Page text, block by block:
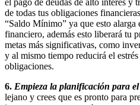
el pago de deudas de alto interés y
de todas tus obligaciones
“Saldo Mínimo” ya que esto alarga
financiero, además esto liberará tu
metas más significativas, como
y al mismo tiempo reducirá el
obligaciones.
6. Empieza la planificación para
lejano y crees que es pronto para